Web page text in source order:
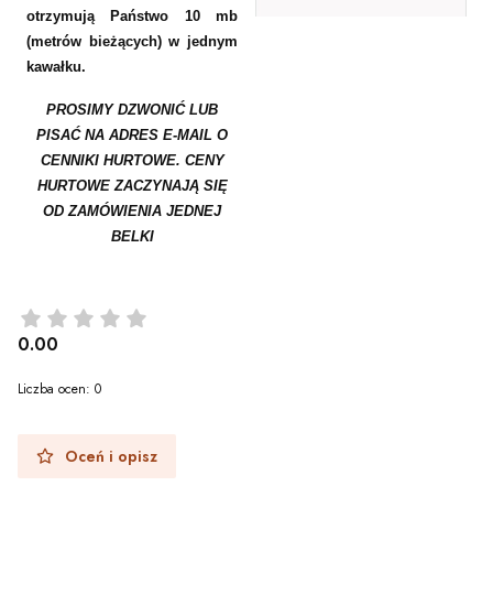
otrzymują Państwo 10 mb
(metrów bieżących) w jednym
kawałku.
PROSIMY DZWONIĆ LUB
PISAĆ NA ADRES E-MAIL O
CENNIKI HURTOWE. CENY
HURTOWE ZACZYNAJĄ SIĘ
OD ZAMÓWIENIA JEDNEJ
BELKI
0.00
Liczba ocen: 0
Oceń i opisz